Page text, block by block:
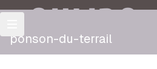
OULIPO
ponson-du-terrail